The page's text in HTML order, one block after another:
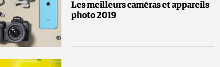
Les meilleurs caméras et appareils
photo 2019